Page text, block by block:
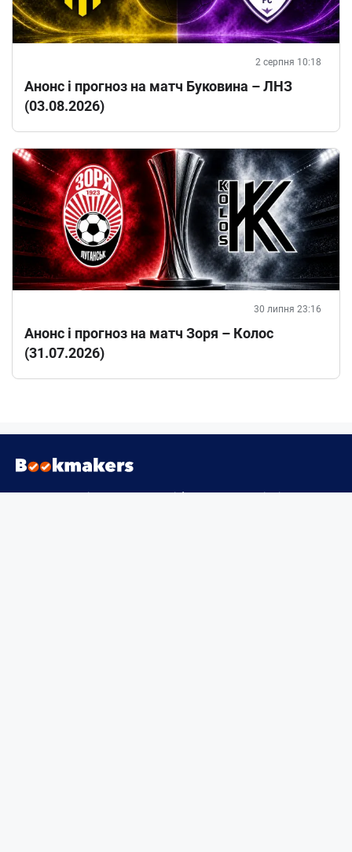
2 серпня 10:18
Анонс і прогноз на матч Буковина – ЛНЗ
(03.08.2026)
30 липня 23:16
Анонс і прогноз на матч Зоря – Колос
(31.07.2026)
При цитуванні та використанні будь-яких матеріалів